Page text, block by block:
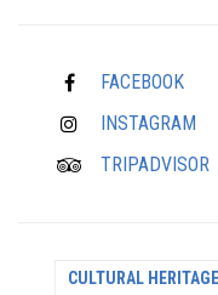
FACEBOOK
INSTAGRAM
TRIPADVISOR
CULTURAL HERITAGE